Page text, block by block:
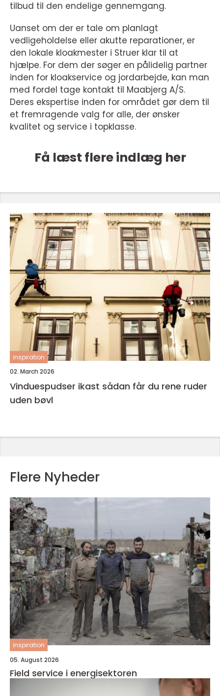
tilbud til den endelige gennemgang.
Uanset om der er tale om planlagt
vedligeholdelse eller akutte reparationer, er
den lokale kloakmester i Struer klar til at
hjælpe. For dem der søger en pålidelig partner
inden for kloakservice og jordarbejde, kan man
med fordel tage kontakt til Maabjerg A/S.
Deres ekspertise inden for området gør dem til
et fremragende valg for alle, der ønsker
kvalitet og service i topklasse.
Få læst flere indlæg her
inspiration
02. March 2026
Vinduespudser ikast sådan får du rene ruder
uden bøvl
Flere Nyheder
inspiration
05. August 2026
Field service i energisektoren